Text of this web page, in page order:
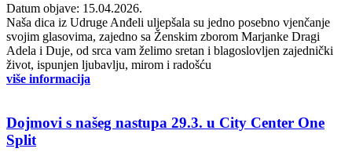
Datum objave: 15.04.2026.
Naša dica iz Udruge Anđeli uljepšala su jedno posebno vjenčanje
svojim glasovima, zajedno sa Ženskim zborom Marjanke Dragi
Adela i Duje, od srca vam želimo sretan i blagoslovljen zajednički
život, ispunjen ljubavlju, mirom i radošću
više informacija
Dojmovi s našeg nastupa 29.3. u City Center One
Split